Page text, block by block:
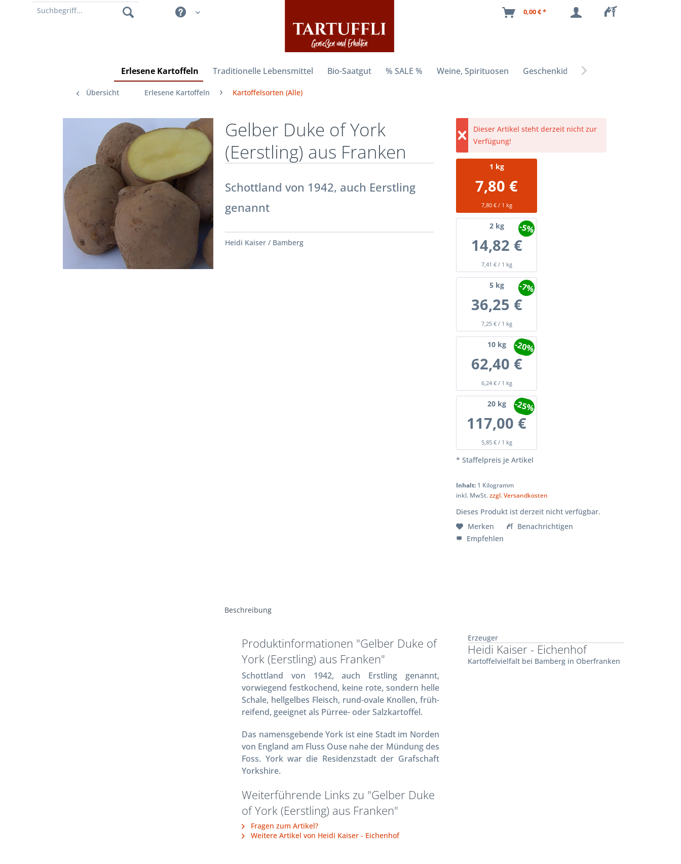
0,00 € *
Erlesene Kartoffeln Traditionelle Lebensmittel Bio-Saatgut % SALE % Weine, Spirituosen Geschenkideen
Übersicht Erlesene Kartoffeln Kartoffelsorten (Alle)
Gelber Duke of York
(Eerstling) aus Franken
Schottland von 1942, auch Eerstling
genannt
Heidi Kaiser / Bamberg
Dieser Artikel steht derzeit nicht zur
Verfügung!
1 kg
7,80 €
7,80 € / 1 kg
2kg
14,82 €
7,41 € / 1 kg
-5%
5kg
36,25 €
7,25 € / 1 kg
-7%
10kg
62,40 €
6,24 € / 1 kg
-20%
20kg
117,00 €
5,85 € / 1 kg
-25%
* Staffelpreis je Artikel
Inhalt: 1 Kilogramm
inkl. MwSt.zzgl. Versandkosten
Dieses Produkt ist derzeit nicht verfügbar.
Merken
Benachrichtigen
Empfehlen
Beschreibung
Produktinformationen "Gelber Duke of
York (Eerstling) aus Franken"
Schottland von 1942, auch Erstling genannt,
vorwiegend festkochend, keine rote, sondern helle
Schale, hellgelbes Fleisch, rund-ovale Knollen, früh-
reifend, geeignet als Pürree- oder Salzkartoffel.
Das namensgebende York ist eine Stadt im Norden
von England am Fluss Ouse nahe der Mündung des
Foss. York war die Residenzstadt der Grafschaft
Yorkshire.
Weiterführende Links zu "Gelber Duke
of York (Eerstling) aus Franken"
Fragen zum Artikel?
Weitere Artikel von Heidi Kaiser - Eichenhof
Erzeuger
Heidi Kaiser - Eichenhof
Kartoffelvielfalt bei Bamberg in Oberfranken